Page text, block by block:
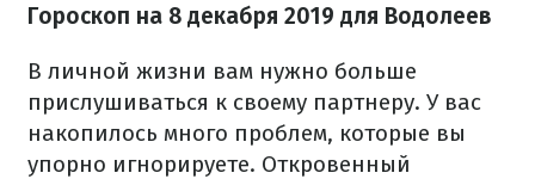
Гороскоп на 8 декабря 2019 для Водолеев
В личной жизни вам нужно больше
прислушиваться к своему партнеру. У вас
накопилось много проблем, которые вы
упорно игнорируете. Откровенный